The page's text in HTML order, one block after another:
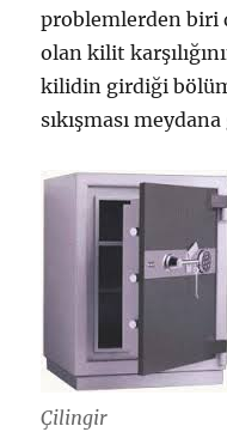
problemlerden biri
olan kilit
kilidin girdiği
sıkışması
Çilingir